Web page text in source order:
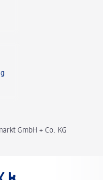
GmbH + Co. KG